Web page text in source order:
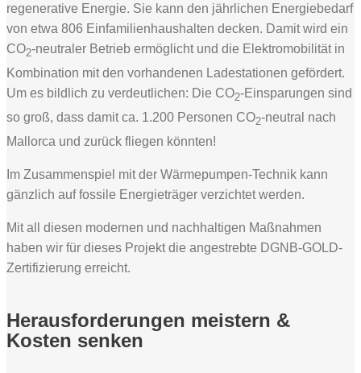
regenerative Energie. Sie kann den jährlichen Energiebedarf
von etwa 806 Einfamilienhaushalten decken. Damit wird ein
CO2-neutraler Betrieb ermöglicht und die Elektromobilität in
Kombination mit den vorhandenen Ladestationen gefördert.
Um es bildlich zu verdeutlichen: Die CO2-Einsparungen sind
so groß, dass damit ca. 1.200 Personen CO2-neutral nach
Mallorca und zurück fliegen könnten!
Im Zusammenspiel mit der Wärmepumpen-Technik kann
gänzlich auf fossile Energieträger verzichtet werden.
Mit all diesen modernen und nachhaltigen Maßnahmen
haben wir für dieses Projekt die angestrebte DGNB-GOLD-
Zertifizierung erreicht.
Herausforderungen meistern &
Kosten senken